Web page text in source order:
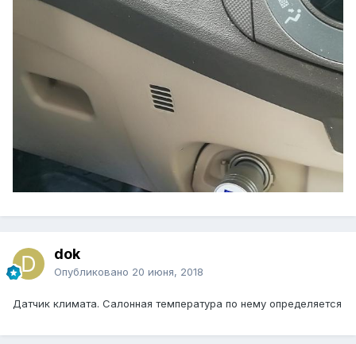
dok
Опубликовано 20 июня, 2018
Датчик климата. Салонная температура по нему определяется